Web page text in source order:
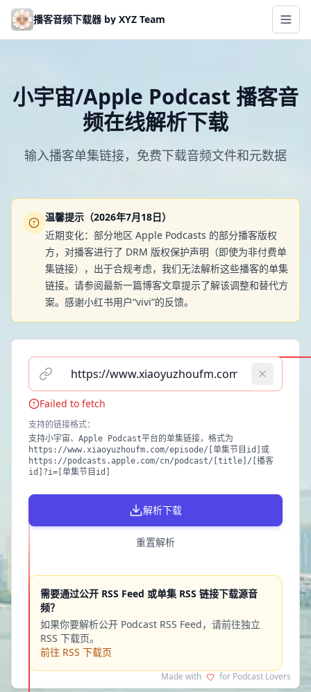
Skip to main content
播客音频下载器 by XYZ Team
小宇宙/Apple Podcast 播客音
频在线解析下载
输入播客单集链接，免费下载音频文件和元数据
温馨提示（2026年7月18日）
近期变化：部分地区 Apple Podcasts 的部分播客版权
方，对播客进行了 DRM 版权保护声明（即使为非付费单
集链接），出于合规考虑，我们无法解析这些播客的单集
链接。请参阅最新一篇博客文章提示了解该调整和替代方
案。感谢小红书用户“vivi”的反馈。
请输入播客单集链接（支持小宇宙、Apple Podcast）
Failed to fetch
支持的链接格式：
支持小宇宙、Apple Podcast平台的单集链接，格式为
https://www.xiaoyuzhoufm.com/episode/[单集节目id]或
https://podcasts.apple.com/cn/podcast/[title]/[播客
id]?i=[单集节目id]
解析下载
重置解析
需要通过公开 RSS Feed 或单集 RSS 链接下载源音
频？
如果你要解析公开 Podcast RSS Feed，请前往独立
RSS 下载页。
前往 RSS 下载页
Made with for Podcast Lovers